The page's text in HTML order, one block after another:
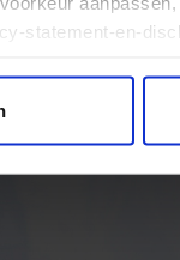
statement-en-